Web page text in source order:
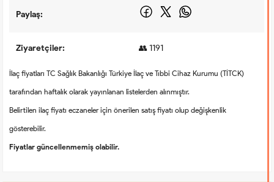
Paylaş:
Ziyaretçiler: 👥 1191
İlaç fiyatları TC Sağlık Bakanlığı Türkiye İlaç ve Tıbbi Cihaz Kurumu (TİTCK)
tarafından haftalık olarak yayınlanan listelerden alınmıştır.
Belirtilen ilaç fiyatı eczaneler için önerilen satış fiyatı olup değişkenlik
gösterebilir.
Fiyatlar güncellenmemiş olabilir.